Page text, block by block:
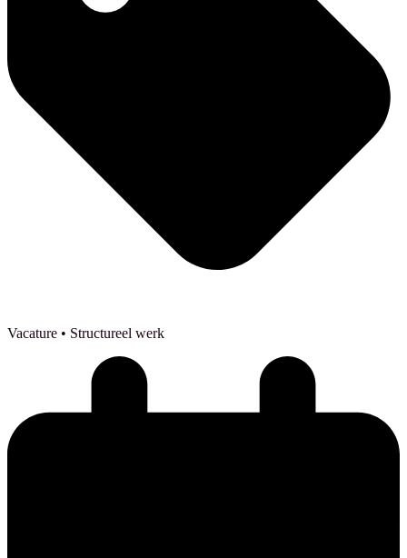
Vacature • Structureel werk